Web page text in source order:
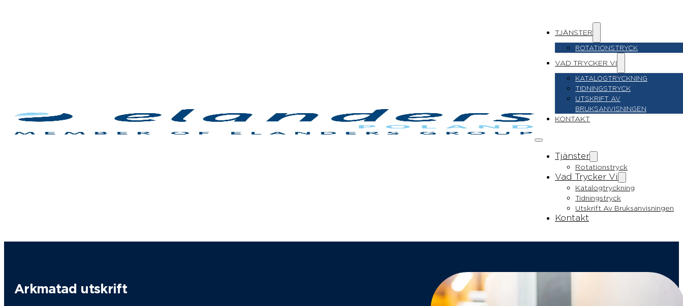
TJÄNSTER
ROTATIONSTRYCK
VAD TRYCKER VI
KATALOGTRYCKNING
TIDNINGSTRYCK
UTSKRIFT AV
BRUKSANVISNINGEN
KONTAKT
Tjänster
Rotationstryck
Vad Trycker Vi
Katalogtryckning
Tidningstryck
Utskrift Av Bruksanvisningen
Kontakt
Arkmatad utskrift